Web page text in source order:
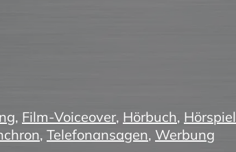
, Film-Voiceover, Hörbuch, Hörspiel
, Telefonansagen, Werbung